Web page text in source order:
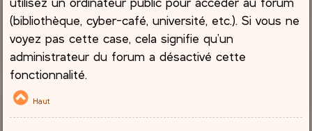
(bibliothèque, cyber-café, université, etc.). Si vous ne
voyez pas cette case, cela signifie qu’un
administrateur du forum a désactivé cette
fonctionnalité.
Haut